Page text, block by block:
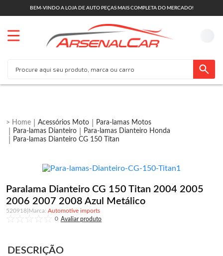
BEM-VINDO A LOJA DE AUTO PEÇAS MAIS COMPLETA DO MERCADO!
Acessórios Moto
Para-lamas Motos
Para-lamas Dianteiro
Para-lamas Dianteiro Honda
Para-lamas Dianteiro CG 150 Titan
Paralama Dianteiro CG 150 Titan 2004 2005
2006 2007 2008 Azul Metálico
520918
Automotive imports
0
DESCRIÇÃO